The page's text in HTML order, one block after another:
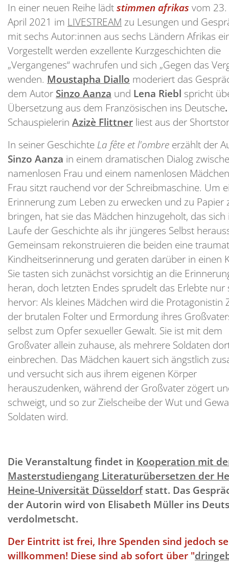
In einer neuen Reihe lädtstimmen afrikas vom
April 2021 im LIVESTREAM zu Lesungen und
mit sechs Autor:innen aus sechs Ländern Afrikas
Vorgestellt werden exzellente Kurzgeschichten die
„Vergangenes“ wachrufen und sich „Gegen das
wenden. Moustapha Diallo moderiert das
dem Autor Sinzo Aanza und Lena Riebl spricht
Übersetzung aus dem Französischen ins Deutsche
Schauspielerin Azizè Flittner liest aus der
In seiner Geschichte La fête et l'ombre erzählt der
Sinzo Aanza in einem dramatischen Dialog
namenlosen Frau und einem namenlosen
Frau sitzt rauchend vor der Schreibmaschine. Um
Erinnerung zum Leben zu erwecken und zu Papier
bringen, hat sie das Mädchen hinzugeholt, das sich
Laufe der Geschichte als ihr jüngeres Selbst
Gemeinsam rekonstruieren die beiden eine
Kindheitserinnerung und geraten darüber in einen
Sie tasten sich zunächst vorsichtig an die
heran, doch letzten Endes sprudelt das Erlebte nur
hervor: Als kleines Mädchen wird die Protagonistin
der brutalen Folter und Ermordung ihres
selbst zum Opfer sexueller Gewalt. Sie ist mit dem
Großvater allein zuhause, als mehrere Soldaten
einbrechen. Das Mädchen kauert sich ängstlich
und versucht sich aus ihrem eigenen Körper
herauszudenken, während der Großvater zögert
schweigt, und so zur Zielscheibe der Wut und
Soldaten wird.
Die Veranstaltung findet in Kooperation mit
Masterstudiengang Literaturübersetzen der
Heine-Universität Düsseldorfstatt. Das
der Autorin wird von Elisabeth Müller ins
verdolmetscht.
Der Eintritt ist frei, Ihre Spenden sind jedoch
willkommen! Diese sind ab sofort über "